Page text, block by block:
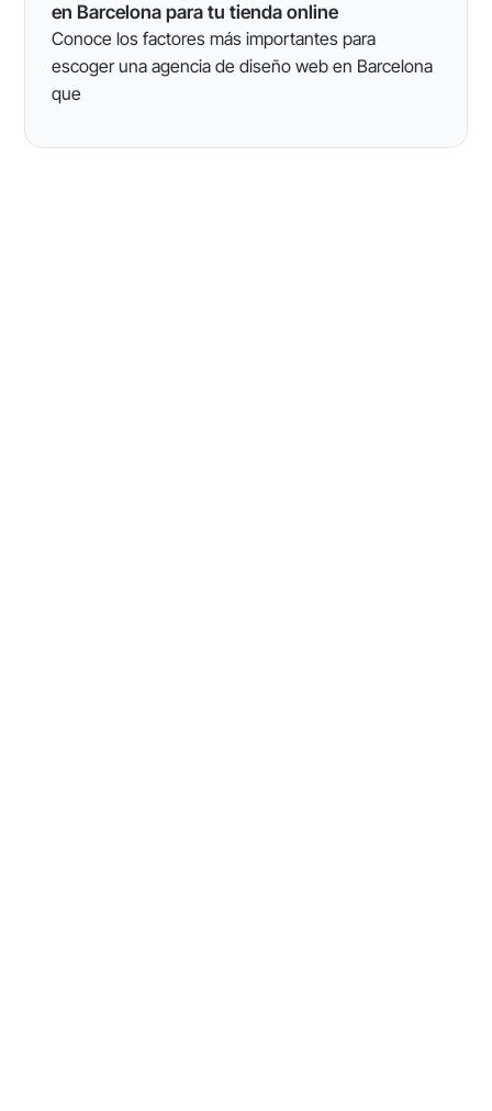
en Barcelona para tu tienda online
Conoce los factores más importantes para
escoger una agencia de diseño web en Barcelona
que